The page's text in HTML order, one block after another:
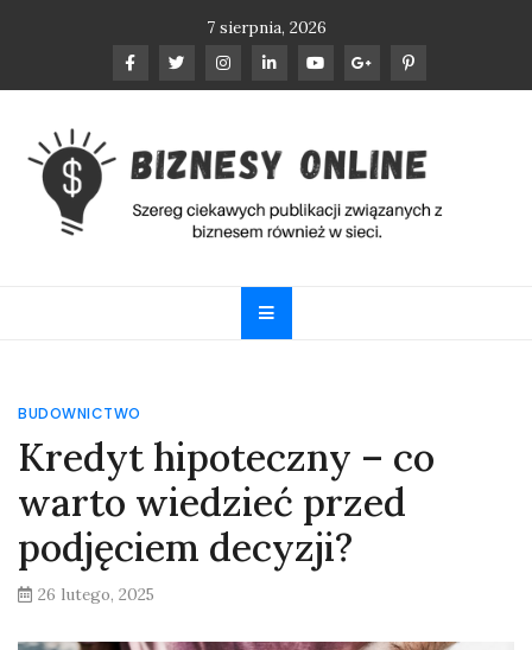
7 sierpnia, 2026
Biznesy Online
również w sieci.
BUDOWNICTWO
Kredyt hipoteczny – co
warto wiedzieć przed
podjęciem decyzji?
26 lutego, 2025